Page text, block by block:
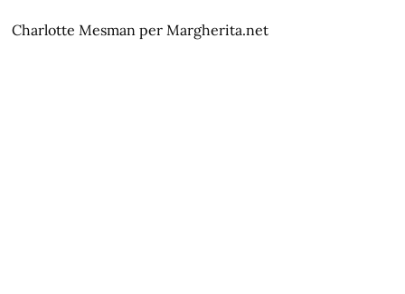
Charlotte Mesman per Margherita.net